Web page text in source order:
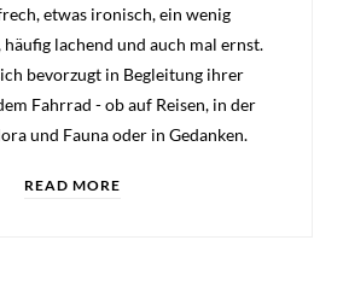
etwas ironisch, ein wenig
lachend und auch mal ernst.
bevorzugt in Begleitung ihrer
Fahrrad - ob auf Reisen, in der
und Fauna oder in Gedanken.
READ MORE